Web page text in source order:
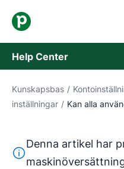
Help Center
Kunskapsbas
Kontaka kundtjänst
Kunskapsbas /
inställningar / Kan alla
Denna text har
Denna artikel har